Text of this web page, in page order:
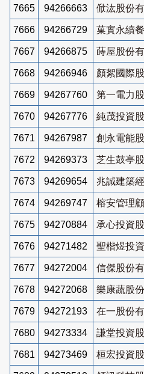
7665 94266663 俽汯股份
7666 94266729 菓實永續
7667 94266875 蒔屋股份
7668 94266946 顏絮國際
7669 94267760 第一電力
7670 94267776 純茂投資
7671 94267987 創永電能
7672 94269373 芝生鼓亭
7673 94269654 兆誠建築
7674 94269747 榕安管理
7675 94270884 承心投資
7676 94271482 聖楷煜投
7677 94272004 信傑股份
7678 94272068 樂康蔬股
7679 94272193 在一股份
7680 94273334 謙堂投資
7681 94273469 桓宏投資